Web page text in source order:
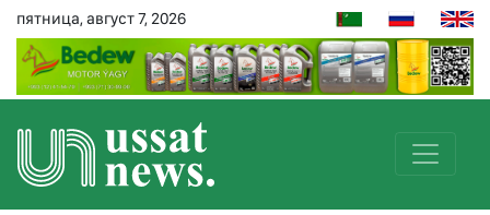
пятница, август 7, 2026